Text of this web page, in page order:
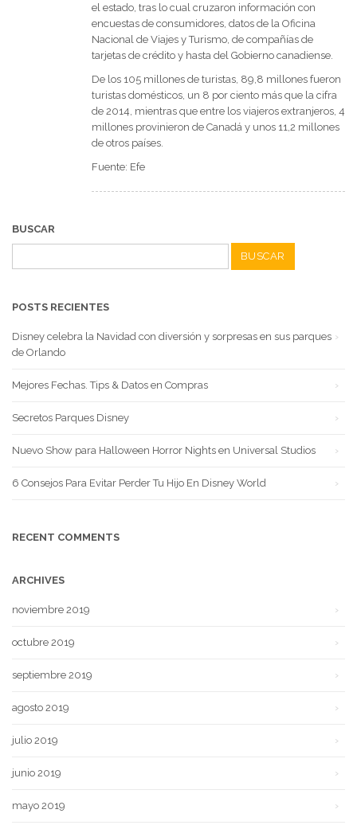
el estado, tras lo cual cruzaron información con
encuestas de consumidores, datos de la Oficina
Nacional de Viajes y Turismo, de compañías de
tarjetas de crédito y hasta del Gobierno canadiense.
De los 105 millones de turistas, 89,8 millones fueron
turistas domésticos, un 8 por ciento más que la cifra
de 2014, mientras que entre los viajeros extranjeros, 4
millones provinieron de Canadá y unos 11,2 millones
de otros países.
Fuente: Efe
BUSCAR
POSTS RECIENTES
Disney celebra la Navidad con diversión y sorpresas en sus parques
de Orlando
Mejores Fechas. Tips & Datos en Compras
Secretos Parques Disney
Nuevo Show para Halloween Horror Nights en Universal Studios
6 Consejos Para Evitar Perder Tu Hijo En Disney World
RECENT COMMENTS
ARCHIVES
noviembre 2019
octubre 2019
septiembre 2019
agosto 2019
julio 2019
junio 2019
mayo 2019